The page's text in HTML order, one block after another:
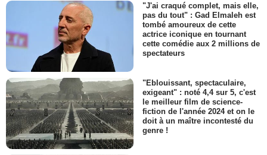
"J'ai craqué complet, mais elle,
pas du tout" : Gad Elmaleh est
tombé amoureux de cette
actrice iconique en tournant
cette comédie aux 2 millions de
spectateurs
"Eblouissant, spectaculaire,
exigeant" : noté 4,4 sur 5, c'est
le meilleur film de science-
fiction de l'année 2024 et on le
doit à un maître incontesté du
genre !